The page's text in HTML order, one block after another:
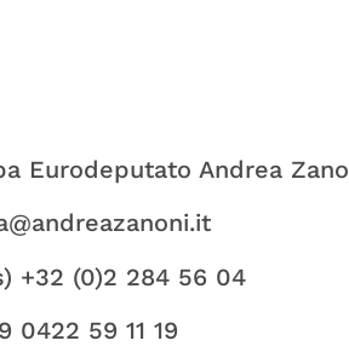
Eurodeputato Andrea
+32 (0)2 284 56 04
0422 59 11 19